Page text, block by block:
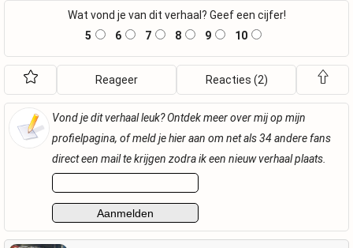
Wat vond je van dit verhaal? Geef een cijfer!
5
6 7 8 9 10
Reageer Reacties (2)
Vond je dit verhaal leuk? Ontdek meer over mij op mijn
profielpagina, of meld je hier aan om net als 34 andere fans
direct een mail te krijgen zodra ik een nieuw verhaal plaats.